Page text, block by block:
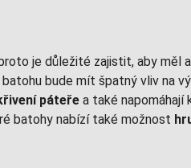
je důležité zajistit, aby měl
bude mít špatný vliv na
páteře a také napomáhají
batohy nabízí také možnost